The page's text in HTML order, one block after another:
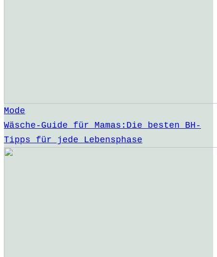
Mode
Wäsche-Guide für Mamas:Die besten BH-
Tipps für jede Lebensphase